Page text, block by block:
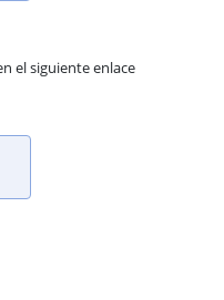
el siguiente enlace